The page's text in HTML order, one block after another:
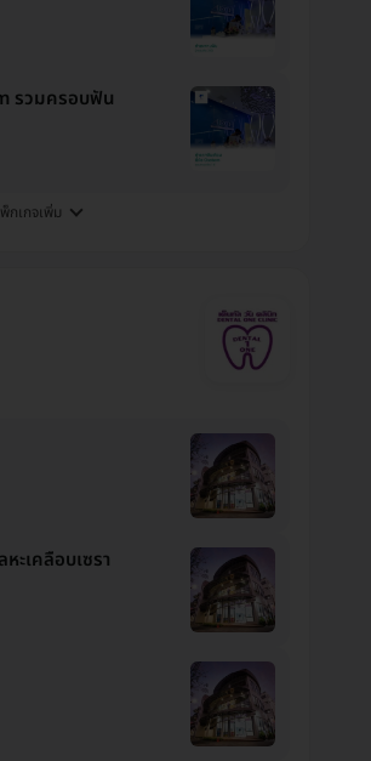
รวมครอบฟัน
กเกจเพิ่ม
ะเคลือบเซรา